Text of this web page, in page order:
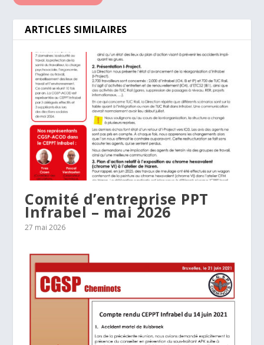
ARTICLES SIMILAIRES
Comité d’entreprise PPT
Infrabel – mai 2026
27 mai 2026